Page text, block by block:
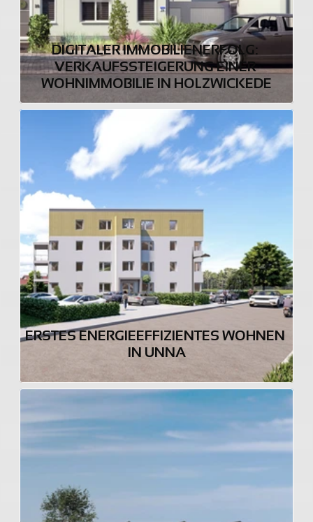
DIGITALER IMMOBILIENERFOLG:
VERKAUFSSTEIGERUNG EINER
WOHNIMMOBILIE IN HOLZWICKEDE
ERSTES ENERGIEEFFIZIENTES WOHNEN
IN UNNA